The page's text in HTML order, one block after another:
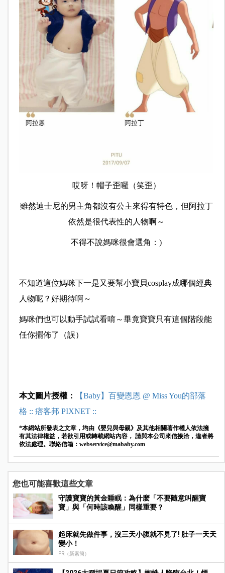
哎呀！帽子歪囉（笑歪）
雖然迪士尼的男主角都沒有公主來得有特色，但阿拉丁
依然是很代表性的人物啊～
不得不說媽咪很會選角：)
不知道這位媽咪下一是又要幫小寶貝cosplay成哪個經典
人物呢？好期待啊～
媽咪們也可以動手試試看唷～畢竟寶寶只有這個階段能
任你擺佈了（誤）
本文圖片授權： 【Baby】百變恩恩 @ Miss You的部落
格 :: 痞客邦 PIXNET ::
*本網站所發表之文章，均由《嬰兒與母親》及其他相關著作權人依法擁
有其法律權益，若欲引用或轉載網站內容， 請與本公司來信接洽，違者將
依法處理。聯絡信箱： webservice@mababy.com
您也可能喜歡這些文章
守護寶寶的黃金睡眠：為什麼「不要隨意叫醒寶
寶」與「何時該喚醒」同樣重要？
起床就先做件事，沒三天小腹就不見了! 肚子一天天
變小！
PR（新素簡）